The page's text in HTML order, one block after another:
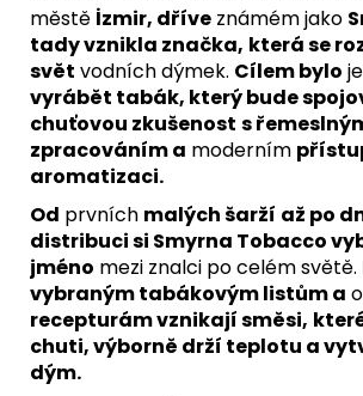
městě İzmir, dříve známém jako
tady vznikla značka, která se
svět vodních dýmek. Cílem bylo
vyrábět tabák, který bude
chuťovou zkušenost s
zpracováním a moderním
aromatizaci.
Od prvních malých šarží až po
distribuci si Smyrna Tobacco
jméno mezi znalci po celém světě.
vybraným tabákovým listům a
recepturám vznikají směsi,
chuti, výborně drží teplotu a
dým.